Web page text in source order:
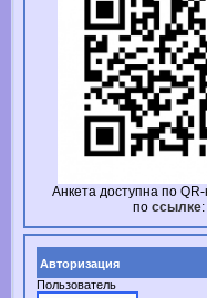
Анкета доступна по QR-
по ссылке:
Авторизация
Пользователь